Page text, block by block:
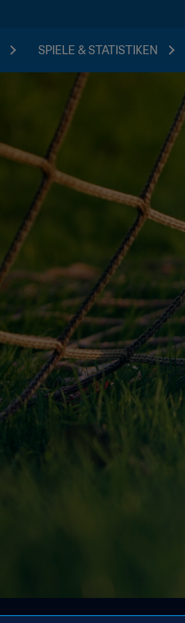
SPIELE & STATISTIKEN